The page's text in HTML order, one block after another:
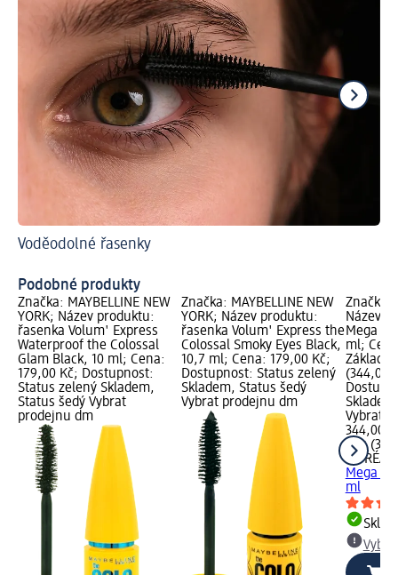
Voděodolné řasenky
Podobné produkty
Značka: MAYBELLINE NEW
YORK; Název produktu:
řasenka Volum' Express
Waterproof the Colossal
Glam Black, 10 ml; Cena:
179,00 Kč; Dostupnost:
Status zelený Skladem,
Status šedý Vybrat
prodejnu dm
Značka: MAYBELLINE NEW
YORK; Název produktu:
řasenka Volum' Express the
Colossal Smoky Eyes Black,
10,7 ml; Cena: 179,00 Kč;
Dostupnost: Status zelený
Skladem, Status šedý
Vybrat prodejnu dm
Značka:
Název
Mega
ml;
Základní
(344,00
Vybrat
344,00
1 ks
L'ORÉAL
Mega
ml